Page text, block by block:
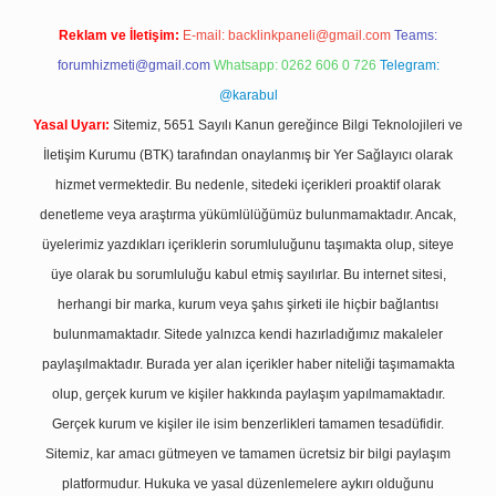
Reklam ve İletişim: E-mail: backlinkpaneli@gmail.com Teams:
forumhizmeti@gmail.com Whatsapp: 0262 606 0 726 Telegram:
@karabul
Yasal Uyarı: Sitemiz, 5651 Sayılı Kanun gereğince Bilgi Teknolojileri ve
İletişim Kurumu (BTK) tarafından onaylanmış bir Yer Sağlayıcı olarak
hizmet vermektedir. Bu nedenle, sitedeki içerikleri proaktif olarak
denetleme veya araştırma yükümlülüğümüz bulunmamaktadır. Ancak,
üyelerimiz yazdıkları içeriklerin sorumluluğunu taşımakta olup, siteye
üye olarak bu sorumluluğu kabul etmiş sayılırlar. Bu internet sitesi,
herhangi bir marka, kurum veya şahıs şirketi ile hiçbir bağlantısı
bulunmamaktadır. Sitede yalnızca kendi hazırladığımız makaleler
paylaşılmaktadır. Burada yer alan içerikler haber niteliği taşımamakta
olup, gerçek kurum ve kişiler hakkında paylaşım yapılmamaktadır.
Gerçek kurum ve kişiler ile isim benzerlikleri tamamen tesadüfidir.
Sitemiz, kar amacı gütmeyen ve tamamen ücretsiz bir bilgi paylaşım
platformudur. Hukuka ve yasal düzenlemelere aykırı olduğunu